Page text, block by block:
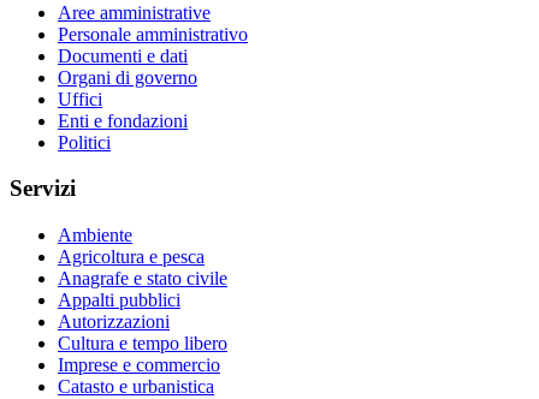
Aree amministrative
Personale amministrativo
Documenti e dati
Organi di governo
Uffici
Enti e fondazioni
Politici
Servizi
Ambiente
Agricoltura e pesca
Anagrafe e stato civile
Appalti pubblici
Autorizzazioni
Cultura e tempo libero
Imprese e commercio
Catasto e urbanistica